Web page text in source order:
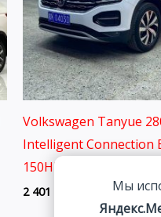
Volkswagen Tanyue
Intelligent Connection
150HP 2WD 2022
2 401 800
Мы